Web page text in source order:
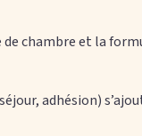
de chambre et la
adhésion)